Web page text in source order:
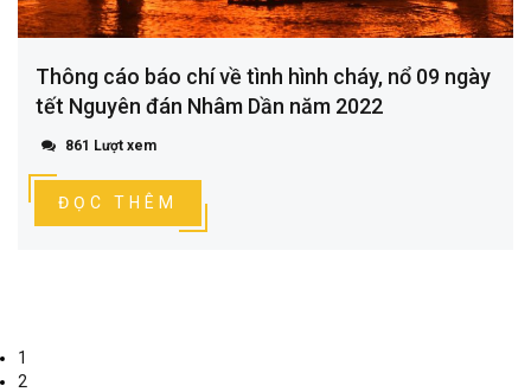
Thông cáo báo chí về tình hình cháy, nổ 09 ngày
tết Nguyên đán Nhâm Dần năm 2022
861 Lượt xem
ĐỌC THÊM
1
2